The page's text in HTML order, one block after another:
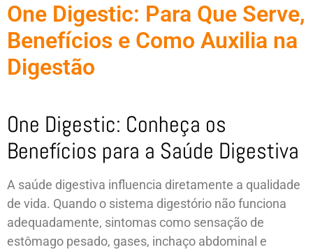
One Digestic: Para Que Serve,
Benefícios e Como Auxilia na
Digestão
One Digestic: Conheça os
Benefícios para a Saúde Digestiva
A saúde digestiva influencia diretamente a qualidade
de vida. Quando o sistema digestório não funciona
adequadamente, sintomas como sensação de
estômago pesado, gases, inchaço abdominal e